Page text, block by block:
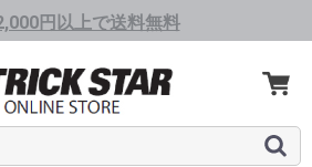
円以上で送料無料